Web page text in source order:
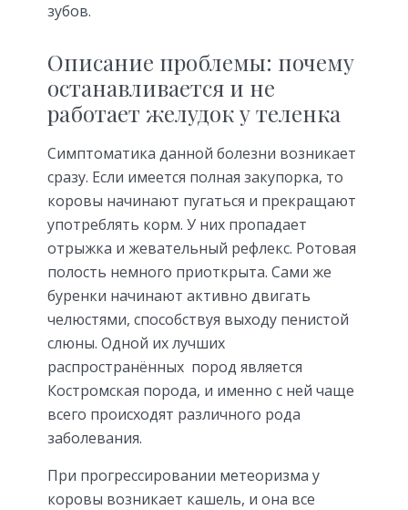
зубов.
Описание проблемы: почему
останавливается и не
работает желудок у теленка
Симптоматика данной болезни возникает
сразу. Если имеется полная закупорка, то
коровы начинают пугаться и прекращают
употреблять корм. У них пропадает
отрыжка и жевательный рефлекс. Ротовая
полость немного приоткрыта. Сами же
буренки начинают активно двигать
челюстями, способствуя выходу пенистой
слюны. Одной их лучших
распространённых пород является
Костромская порода, и именно с ней чаще
всего происходят различного рода
заболевания.
При прогрессировании метеоризма у
коровы возникает кашель, и она все